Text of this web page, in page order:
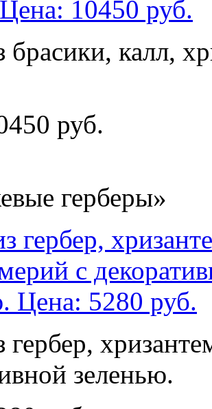
брасики, калл,
руб.
герберы»
гербер,
зеленью.